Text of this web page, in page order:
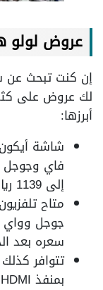
عروض لولو
إن كنت تبحث عن
لك عروض على
أبرزها:
فاي وجوجل
إلى 1139 ريال سعودي فقط.
سعره بعد الخصم 1799